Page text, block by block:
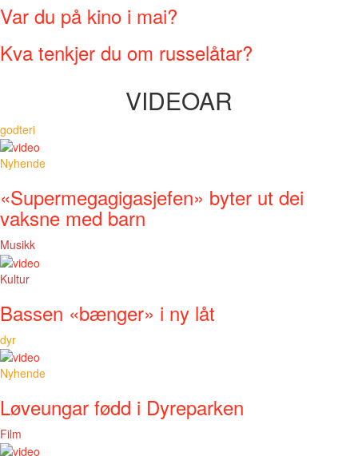
Var du på kino i mai?
Kva tenkjer du om russelåtar?
VIDEOAR
godteri
Nyhende
«Supermegagigasjefen» byter ut dei
vaksne med barn
Musikk
Kultur
Bassen «bænger» i ny låt
dyr
Nyhende
Løveungar fødd i Dyreparken
Film